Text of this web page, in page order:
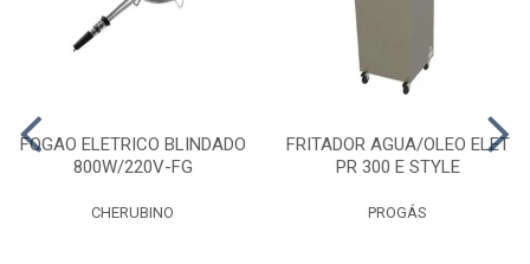
FOGAO ELETRICO BLINDADO
800W/220V-FG
CHERUBINO
FRITADOR AGUA/OLEO ELET
PR 300 E STYLE
PROGÁS